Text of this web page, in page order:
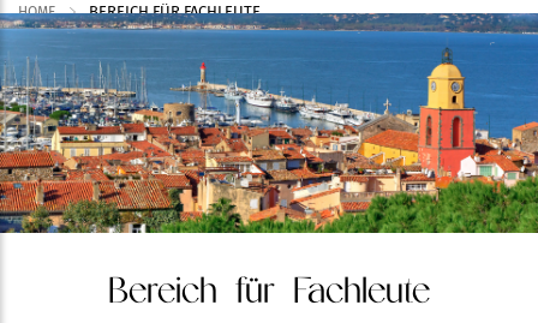
HOME BEREICH FÜR FACHLEUTE
Bereich für Fachleute